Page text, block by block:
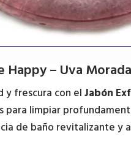
Happy – Uva Morada
y frescura con elJabón
limpiar
de baño revitalizante y